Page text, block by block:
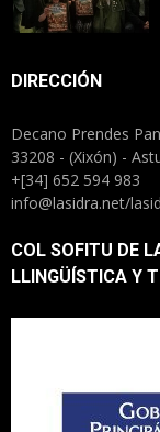
DIRECCIÓN
Decano Prendes
33208 - (Xixón) -
+[34] 652 594 983
info@lasidra.net/
COL SOFITU DE
LLINGÜÍSTICA Y